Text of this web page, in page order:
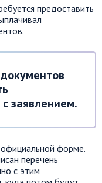
предоставить
заявлением.
форме.
перечень
с этим